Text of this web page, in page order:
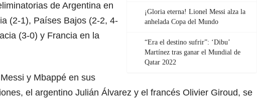
¡Gloria eterna! Lionel Messi alza la
anhelada Copa del Mundo
“Era el destino sufrir”: ‘Dibu’
Martínez tras ganar el Mundial de
Qatar 2022
de Argentina en
(2-1), Países Bajos (2-2, 4-
(3-0) y Francia en la
y Mbappé en sus
el argentino Julián Álvarez y el francés Olivier Giroud, se